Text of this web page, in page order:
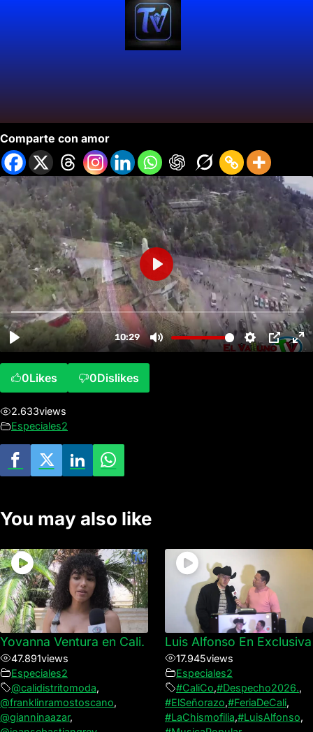
Comparte con amor
0Likes 0Dislikes
2.633views
Especiales2
You may also like
Yovanna Ventura en Cali.
47.891views
Especiales2
@calidistritomoda,
@franklinramostoscano,
@gianninaazar,
Luis Alfonso En Exclusiva
17.945views
Especiales2
#CaliCo,#Despecho2026.,
#ElSeñorazo,#FeriaDeCali,
#LaChismofilia,#LuisAlfonso,